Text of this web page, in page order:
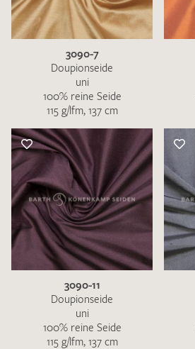
3090-7
Doupionseide
uni
100% reine Seide
115 g/lfm, 137 cm
3090-11
Doupionseide
uni
100% reine Seide
115 g/lfm, 137 cm